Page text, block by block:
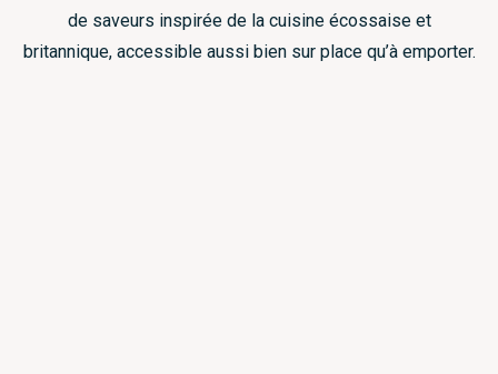
de saveurs inspirée de la cuisine écossaise et
britannique, accessible aussi bien sur place qu’à emporter.